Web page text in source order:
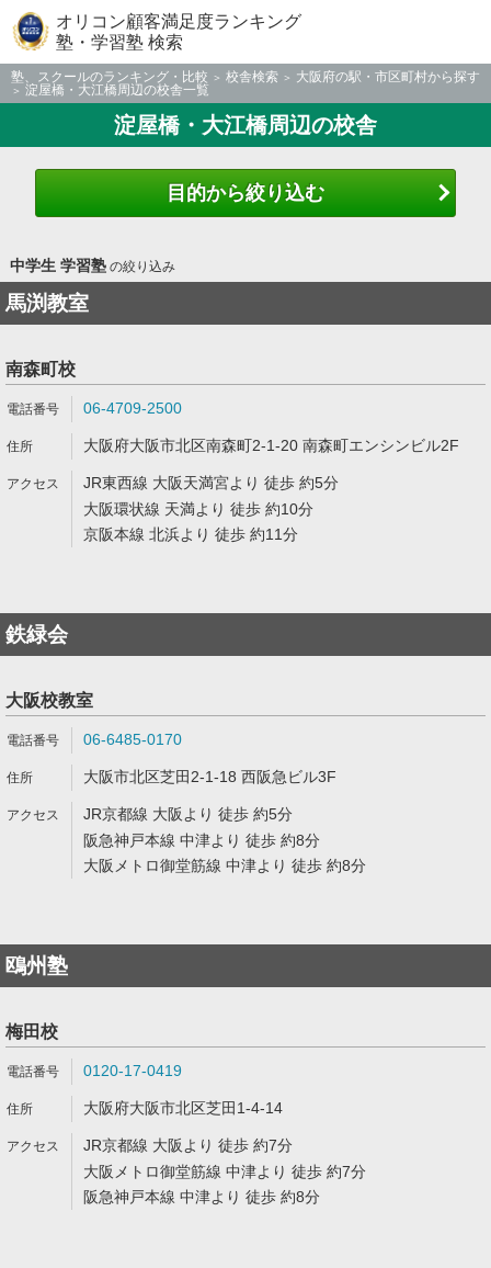
オリコン顧客満足度ランキング
塾・学習塾 検索
塾、スクールのランキング・比較 校舎検索
大阪府の駅・市区町村から探す
淀屋橋・大江橋周辺の校舎一覧
淀屋橋・大江橋周辺の校舎
目的から絞り込む
中学生 学習塾の絞り込み
馬渕教室
南森町校
06-4709-2500
大阪府大阪市北区南森町2-1-20 南森町エンシンビル2F
JR東西線 大阪天満宮より 徒歩 約5分
大阪環状線 天満より 徒歩 約10分
京阪本線 北浜より 徒歩 約11分
鉄緑会
大阪校教室
06-6485-0170
大阪市北区芝田2-1-18 西阪急ビル3F
JR京都線 大阪より 徒歩 約5分
阪急神戸本線 中津より 徒歩 約8分
大阪メトロ御堂筋線 中津より 徒歩 約8分
鴎州塾
梅田校
0120-17-0419
大阪府大阪市北区芝田1-4-14
JR京都線 大阪より 徒歩 約7分
大阪メトロ御堂筋線 中津より 徒歩 約7分
阪急神戸本線 中津より 徒歩 約8分